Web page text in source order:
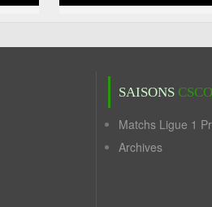
SAISONS
Matchs Ligue 1
Archives